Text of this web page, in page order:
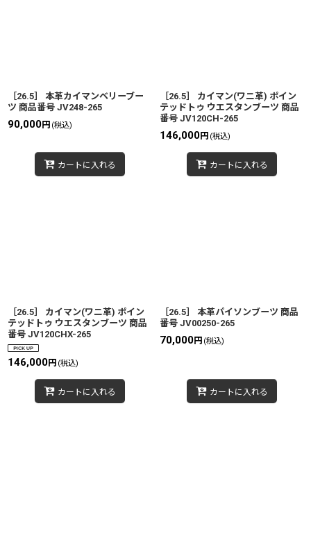
［26.5］ 本革カイマンベリーブー
ツ 商品番号 JV248-265
90,000円 (税込)
カートに入れる
［26.5］ カイマン(ワニ革) ポイン
テッドトゥ ウエスタンブーツ 商品
番号 JV120CH-265
146,000円 (税込)
カートに入れる
［26.5］ カイマン(ワニ革) ポイン
テッドトゥ ウエスタンブーツ 商品
番号 JV120CHX-265
146,000円 (税込)
カートに入れる
［26.5］ 本革パイソンブーツ 商品
番号 JV00250-265
70,000円 (税込)
カートに入れる